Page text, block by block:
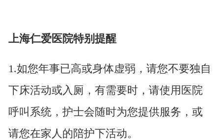
上海仁爱医院特别提醒
1.如您年事已高或身体虚弱，请您不要独自
下床活动或入厕，有需要时，请使用医院
呼叫系统，护士会随时为您提供服务，或
请您在家人的陪护下活动。